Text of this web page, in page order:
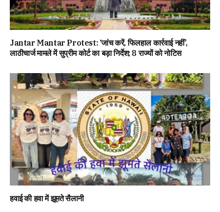
Jantar Mantar Protest: ‘जांच करें, फिलहाल कार्रवाई नहीं’,
लाठीचार्ज मामले में सुप्रीम कोर्ट का बड़ा निर्देश; 8 राज्यों को नोटिस
हवाई की हवा में झूमते सैलानी